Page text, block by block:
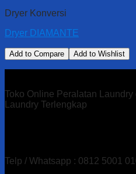
Dryer Konversi
Dryer DIAMANTE
Add to Compare Add to Wishlist
Toko Online Peralatan
Laundry Terlengkap
Telp / Whatsapp : 0812 5001